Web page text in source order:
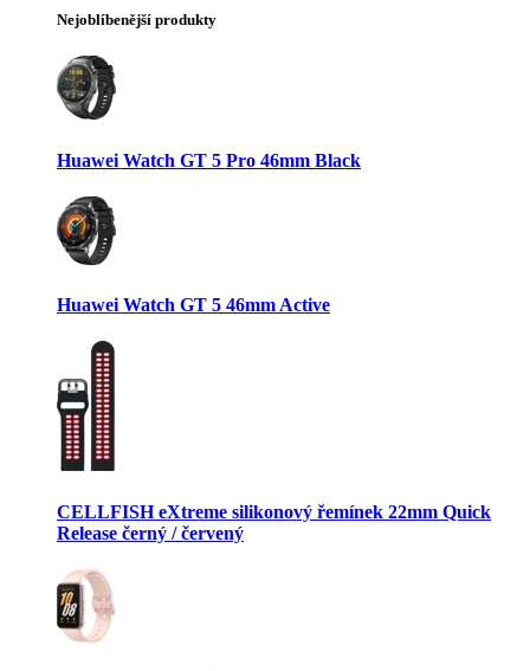
Nejoblíbenější produkty
Huawei Watch GT 5 Pro 46mm Black
Huawei Watch GT 5 46mm Active
CELLFISH eXtreme silikonový řemínek 22mm Quick
Release černý / červený